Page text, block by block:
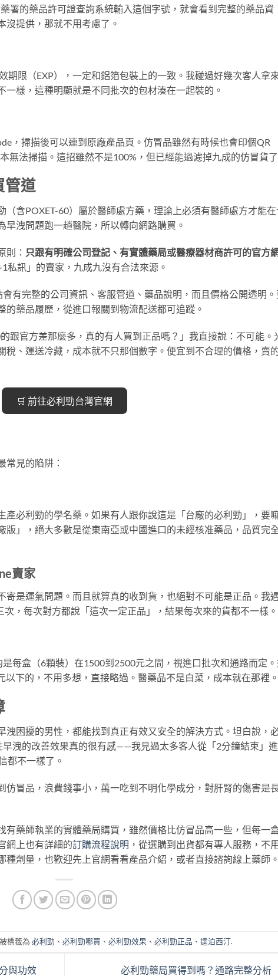
署的藥品許可證查詢系統輸入這個字號，就會看到完整的藥品資
沒提供，那就不用考慮了。
期限（EXP），一定和鋁箔包裝上的一致。我碰過好幾次客人拿
樣，這種明顯就是不同批次的包材湊在一起裝的。
，掃描後可以連到原廠產品頁。仿冒品雖然有時候也會印個QR
無法掃描。這招雖然不是100%，但已經能過濾掉九成的仿冒貨了
管道
含POXET-60）屬於醫師處方藥，理論上必須有醫師處方才能
洩問題跑一趟醫院，所以轉向網路購買。
則： 只跟有明確公司登記、有實體藥局或醫療器材商許可的官方
私訊」的賣家，九成九沒有合法來源。
有完整的公司資訊、客服管道、藥品說明，而且價格公開透明。
藥品履歷，從進口報關到物流配送都可追蹤。
跟官方差那麼多，真的有人買到正品嗎？」我直接說：不可能。
稅、運送冷藏，成本就不只那個數字。便宜到不合理的價格，賣
🛒 前往必利勁台灣官網
常見的陷阱：
產必利勁的學名藥。如果有人跟你說這是「台廠的必利勁」，要
版」，絕大多數是從東南亞或中國進口的未經核准藥品，品質完
賣家
寄是運氣問題。而且就算真的收到貨，也絕對不可能是正品。我
，每次對方都說「這次一定正品」，結果每次來的貨都不一樣。
每盒（6顆裝）在1500到2500元之間，視進口批次和通路而定
下的，不用多想，直接略過。醫藥品不是白菜，成本就在那裡。
困擾的男性，都能找到真正有效又安全的解決方式。坦白說，
洩的改善效果真的很有感——我見過太多客人從「2分鐘結束」
都不一樣了。
仿冒品，浪費錢事小，萬一吃到不明化學成分，對肝腎的傷害是
有藥師執業的實體藥局購買，雖然價格比仿冒品高一些，但每一
網上也有詳細的訂購流程說明 ，從選購到出貨都有專人服務，不
劑量，也歡迎先上官網看看產品介紹，或者直接諮詢線上藥師。
標籤為 必利勁 、 必利勁哪買 、 必利勁效果 、 必利勁正品 、 達泊西汀.
與功效 必利勁藥局買得到嗎？通路完整分析